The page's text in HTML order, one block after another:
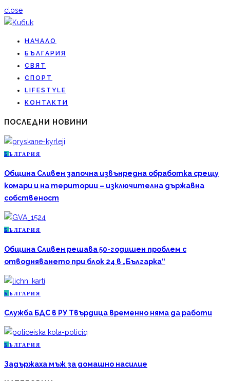
close
НАЧАЛО
БЪЛГАРИЯ
СВЯТ
СПОРТ
LIFESTYLE
КОНТАКТИ
ПОСЛЕДНИ НОВИНИ
Б ЪЛГАРИЯ
Община Сливен започна извънредна обработка срещу
комари и на територии – изключителна държавна
собственост
Б ЪЛГАРИЯ
Община Сливен решава 50-годишен проблем с
отводняването при блок 24 в „Българка“
Б ЪЛГАРИЯ
Служба БДС в РУ Твърдица временно няма да работи
Б ЪЛГАРИЯ
Задържаха мъж за домашно насилие